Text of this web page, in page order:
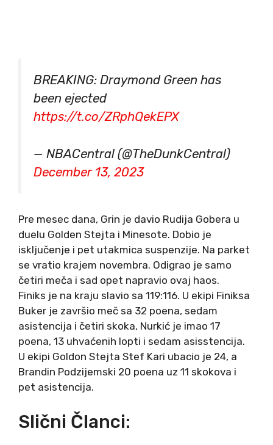
BREAKING: Draymond Green has
been ejected
https://t.co/ZRphQekEPX
— NBACentral (@TheDunkCentral)
December 13, 2023
Pre mesec dana, Grin je davio Rudija Gobera u
duelu Golden Stejta i Minesote. Dobio je
isključenje i pet utakmica suspenzije. Na parket
se vratio krajem novembra. Odigrao je samo
četiri meča i sad opet napravio ovaj haos.
Finiks je na kraju slavio sa 119:116. U ekipi Finiksa
Buker je završio meč sa 32 poena, sedam
asistencija i četiri skoka, Nurkić je imao 17
poena, 13 uhvaćenih lopti i sedam asisstencija.
U ekipi Goldon Stejta Stef Kari ubacio je 24, a
Brandin Podzijemski 20 poena uz 11 skokova i
pet asistencija.
Slični Članci: